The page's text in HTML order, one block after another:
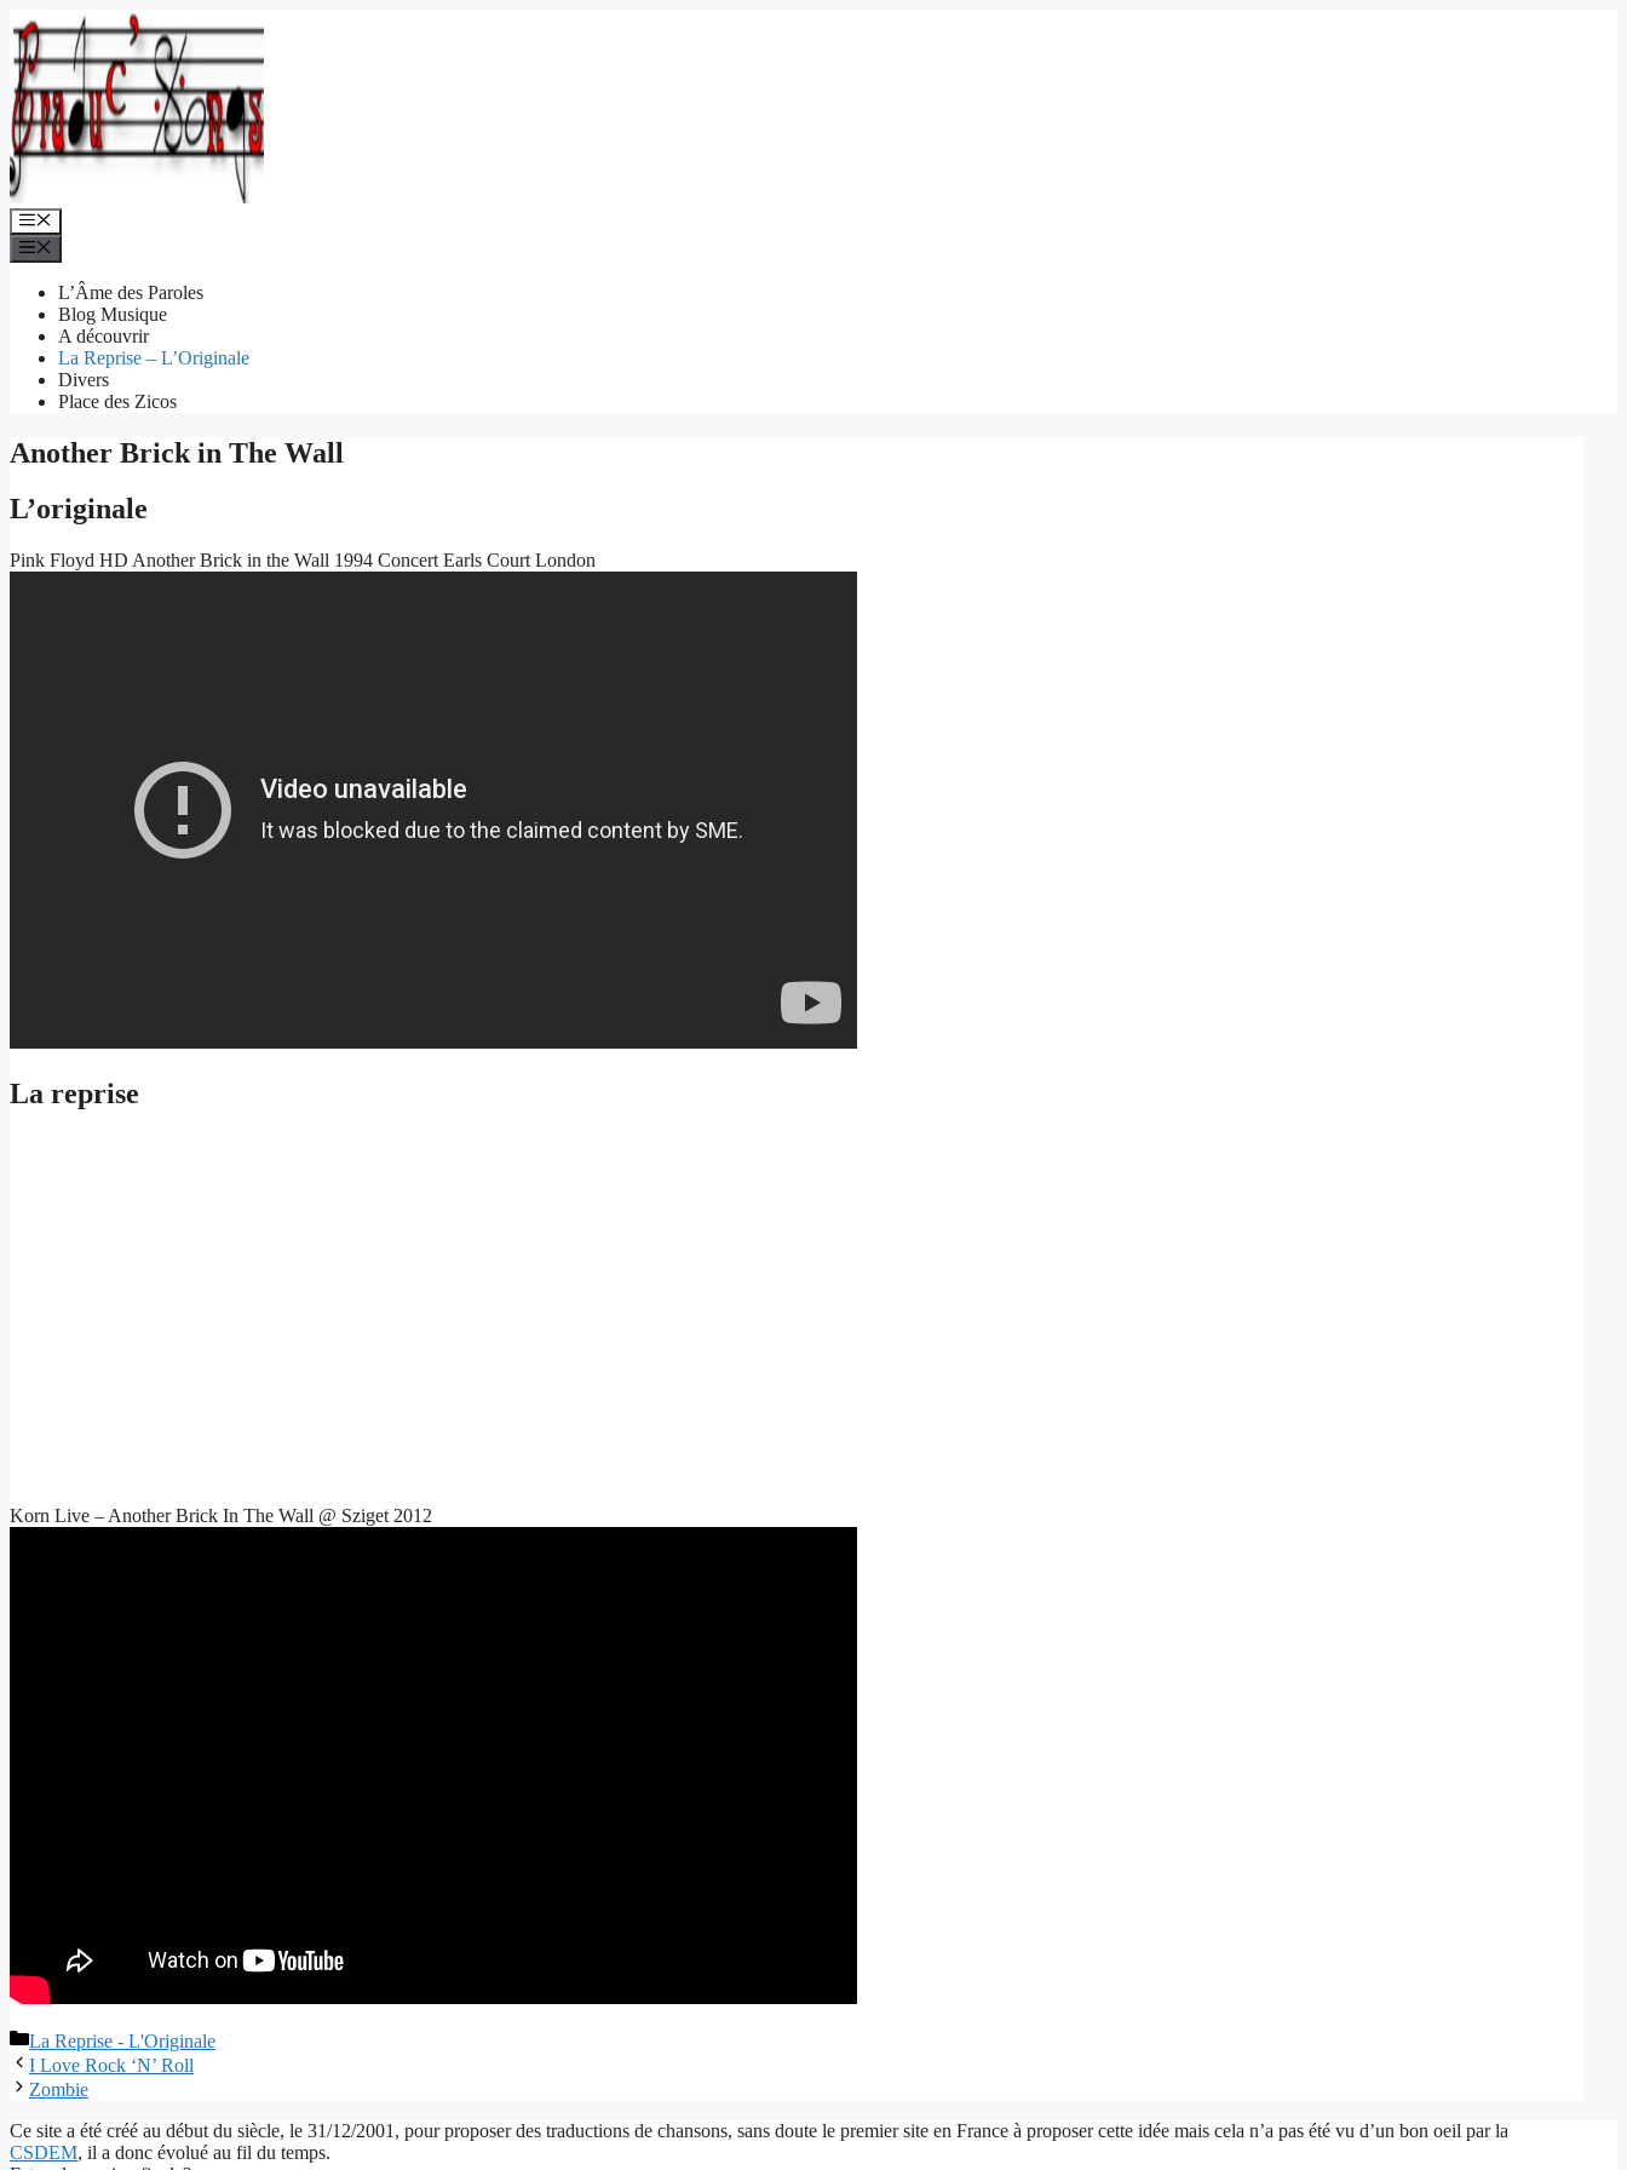
Aller
au
contenu
Menu
L’Âme des Paroles
Blog Musique
A découvrir
La Reprise – L’Originale
Divers
Place des Zicos
Another Brick in The Wall
L’originale
Pink Floyd HD Another Brick in the Wall 1994 Concert Earls Court London
La reprise
Korn Live – Another Brick In The Wall @ Sziget 2012
Catégories
La Reprise - L'Originale
I Love Rock ‘N’ Roll
Zombie
Ce site a été créé au début du siècle, le 31/12/2001, pour proposer des traductions de chansons, sans doute le premier site en France à proposer cette idée mais cela n’a pas été vu d’un bon oeil par la
CSDEM, il a donc évolué au fil du temps.